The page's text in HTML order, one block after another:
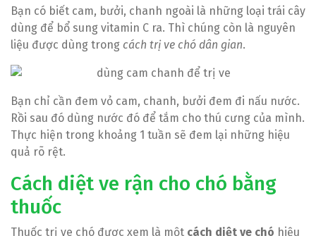
Bạn có biết cam, bưởi, chanh ngoài là những loại trái cây
dùng để bổ sung vitamin C ra. Thì chúng còn là nguyên
liệu được dùng trong cách trị ve chó dân gian.
Bạn chỉ cần đem vỏ cam, chanh, bưởi đem đi nấu nước.
Rồi sau đó dùng nước đó để tắm cho thú cưng của mình.
Thực hiện trong khoảng 1 tuần sẽ đem lại những hiệu
quả rõ rệt.
Cách diệt ve rận cho chó bằng
thuốc
Thuốc trị ve chó được xem là một cách diệt ve chó hiệu